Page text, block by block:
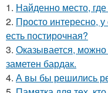
1. Найденно место,
2. Просто интересно,
есть постирочная?
3. Оказывается,
заметен бардак.
4. А вы бы решились